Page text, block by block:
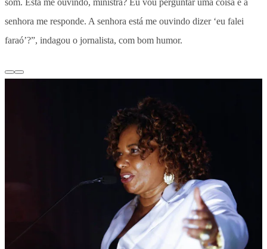
senhora me responde. A senhora está me ouvindo dizer ‘eu falei
faraó’?”, indagou o jornalista, com bom humor.